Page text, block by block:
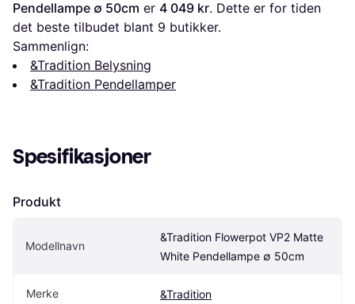
Pendellampe ∅ 50cm er 4 049 kr. Dette er for tiden
det beste tilbudet blant 9 butikker.
Sammenlign:
&Tradition Belysning
&Tradition Pendellamper
Spesifikasjoner
Produkt
Modellnavn
&Tradition Flowerpot VP2 Matte
White Pendellampe ∅ 50cm
Merke &Tradition